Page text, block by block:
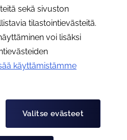
sekä sivuston
tilastointievästeitä.
voi lisäksi
käyttämistämme
Valitse evästeet